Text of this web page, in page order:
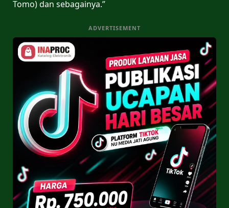
Tomo) dan sebagainya.”
ADVERTISEMENT